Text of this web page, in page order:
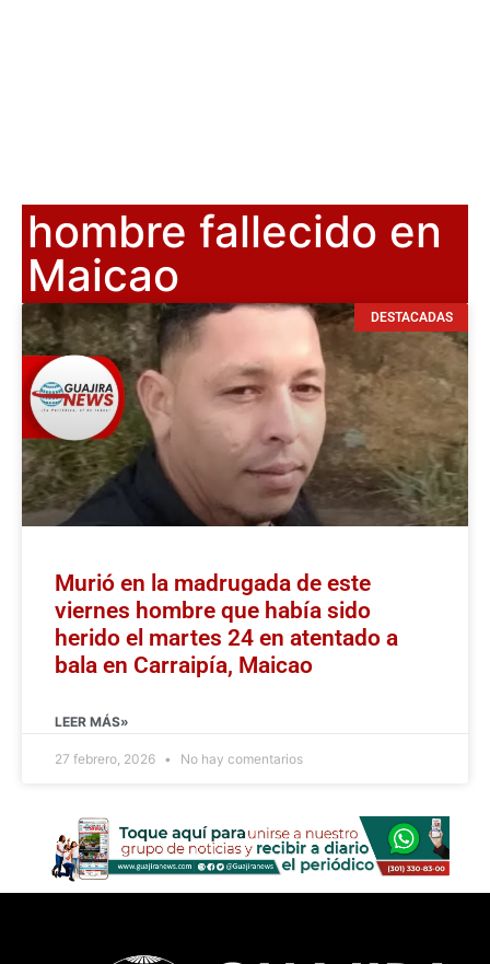
hombre fallecido en
Maicao
DESTACADAS
Murió en la madrugada de este
viernes hombre que había sido
herido el martes 24 en atentado a
bala en Carraipía, Maicao
LEER MÁS»
27 febrero, 2026 No hay comentarios